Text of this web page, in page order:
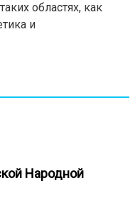
областях, как
и
Народной